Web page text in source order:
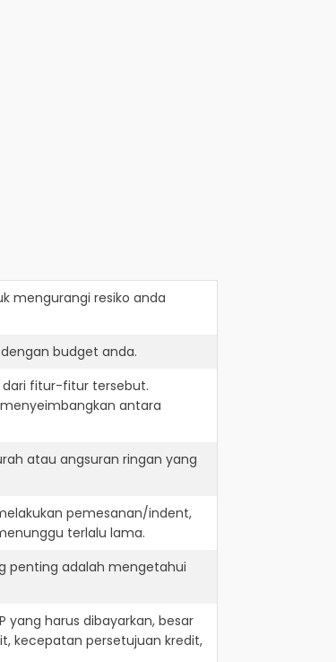
mengurangi resiko anda
budget anda.
dari fitur-fitur tersebut.
antara
atau angsuran ringan yang
pemesanan/indent,
terlalu lama.
penting adalah mengetahui
harus dibayarkan, besar
kecepatan persetujuan kredit,